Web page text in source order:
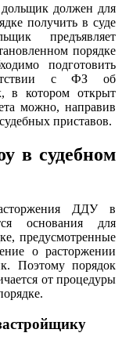
должен для
получить в суде
предъявляет
порядке
подготовить
с ФЗ об
в котором открыт
можно, направив
приставов.
в судебном
ДДУ в
основания для
предусмотренные
о расторжении
Поэтому порядок
от процедуры